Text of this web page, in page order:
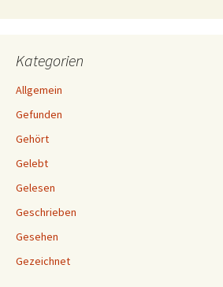
Kategorien
Allgemein
Gefunden
Gehört
Gelebt
Gelesen
Geschrieben
Gesehen
Gezeichnet